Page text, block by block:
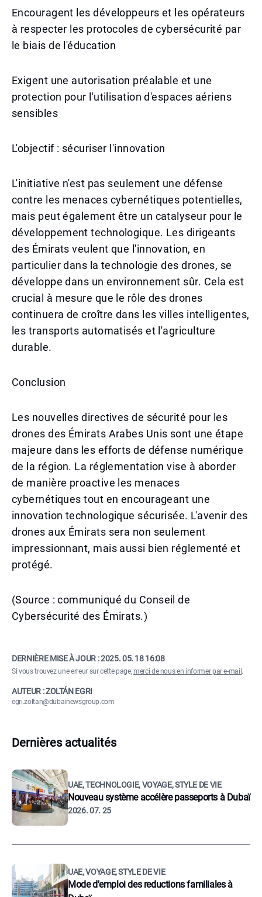
Encouragent les développeurs et les opérateurs
à respecter les protocoles de cybersécurité par
le biais de l'éducation
Exigent une autorisation préalable et une
protection pour l'utilisation d'espaces aériens
sensibles
L'objectif : sécuriser l'innovation
L'initiative n'est pas seulement une défense
contre les menaces cybernétiques potentielles,
mais peut également être un catalyseur pour le
développement technologique. Les dirigeants
des Émirats veulent que l'innovation, en
particulier dans la technologie des drones, se
développe dans un environnement sûr. Cela est
crucial à mesure que le rôle des drones
continuera de croître dans les villes intelligentes,
les transports automatisés et l'agriculture
durable.
Conclusion
Les nouvelles directives de sécurité pour les
drones des Émirats Arabes Unis sont une étape
majeure dans les efforts de défense numérique
de la région. La réglementation vise à aborder
de manière proactive les menaces
cybernétiques tout en encourageant une
innovation technologique sécurisée. L'avenir des
drones aux Émirats sera non seulement
impressionnant, mais aussi bien réglementé et
protégé.
(Source : communiqué du Conseil de
Cybersécurité des Émirats.)
DERNIÈRE MISE À JOUR :2025. 05. 18 16:08
Si vous trouvez une erreur sur cette page,merci de nous en informer par e-mail .
AUTEUR : ZOLTÁN EGRI
egri.zoltan@dubainewsgroup.com
Dernières actualités
UAE, TECHNOLOGIE, VOYAGE, STYLE DE VIE
Nouveau système accélère passeports à Dubaï
2026. 07. 25
UAE, VOYAGE, STYLE DE VIE
Mode d'emploi des reductions familiales à